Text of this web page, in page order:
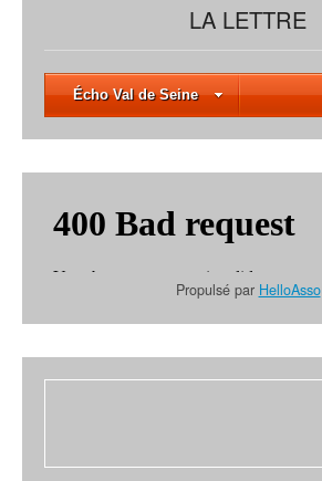
LA LETTRE
Écho Val de Seine
Propulsé par HelloAsso